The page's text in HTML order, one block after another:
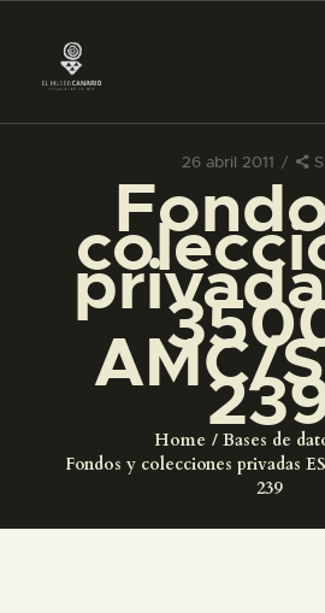
26 abril 2011
AMC/
Home Bases de
Fondos y colecciones privadas
239
PREPARAR LA
ACTIVIDADES
█
EL MUSEO
COLECCIONES